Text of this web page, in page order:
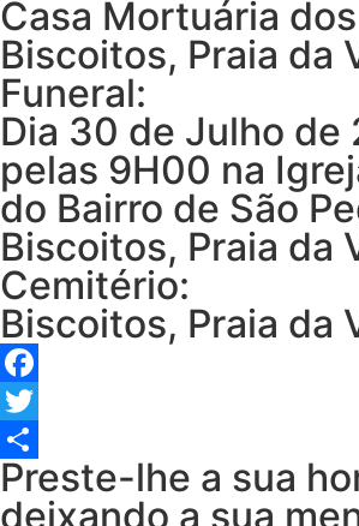
Casa Mortuária dos
Biscoitos, Praia da
Funeral:
Dia 30 de Julho de
pelas 9H00 na
do Bairro de São
Biscoitos, Praia da
Cemitério:
Biscoitos, Praia da
Facebook
Twitter
Share
Preste-lhe a sua
deixando a sua